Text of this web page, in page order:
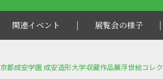
関連イベント 展覧会の様子
都成安学園 成安造形大学収蔵作品展浮世絵コ